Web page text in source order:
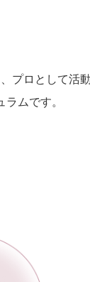
プロとして活
ムです。